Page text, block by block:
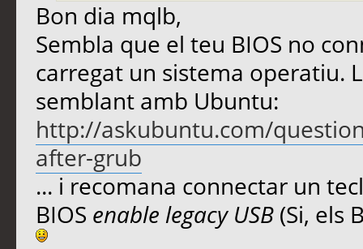
Bon dia mqlb,
Sembla que el teu BIOS no
carregat un sistema operatiu.
semblant amb Ubuntu:
http://askubuntu.com/
after-grub
... i recomana connectar un
BIOS enable legacy USB(Si, els